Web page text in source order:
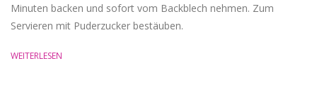
Minuten backen und sofort vom Backblech nehmen. Zum
Servieren mit Puderzucker bestäuben.
WEITERLESEN